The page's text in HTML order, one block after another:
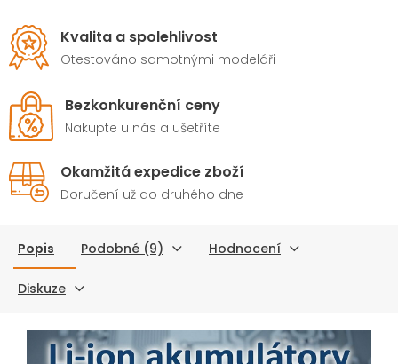
stabilní výkon, dlouhou
životnost a maximální
bezpečnost pro všechna
vaše zařízení.
životnost a maximální
bezpečnost pro všechna
Kvalita a spolehlivost
Otestováno samotnými modeláři
Bezkonkurenční ceny
Nakupte u nás a ušetříte
Okamžitá expedice zboží
Doručení už do druhého dne
Popis Podobné (9) Hodnocení
Diskuze